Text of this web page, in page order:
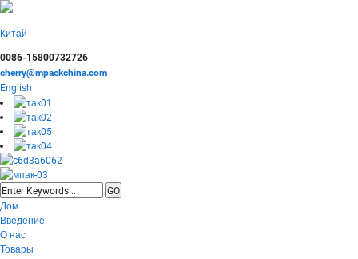
Китай
0086-15800732726
cherry@mpackchina.com
English
Дом
Введение
О нас
Товары